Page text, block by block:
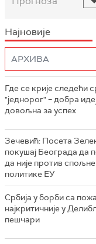
Најновије
Где се крије следећи
"једнорог" – добра
довољна за успех
Зечевић: Посета
покушај Београда да
да није против спољне
политике ЕУ
Србија у борби са
најкритичније у
пешчари